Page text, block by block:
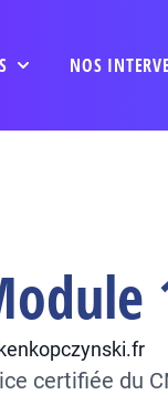
NOS
certifiée du